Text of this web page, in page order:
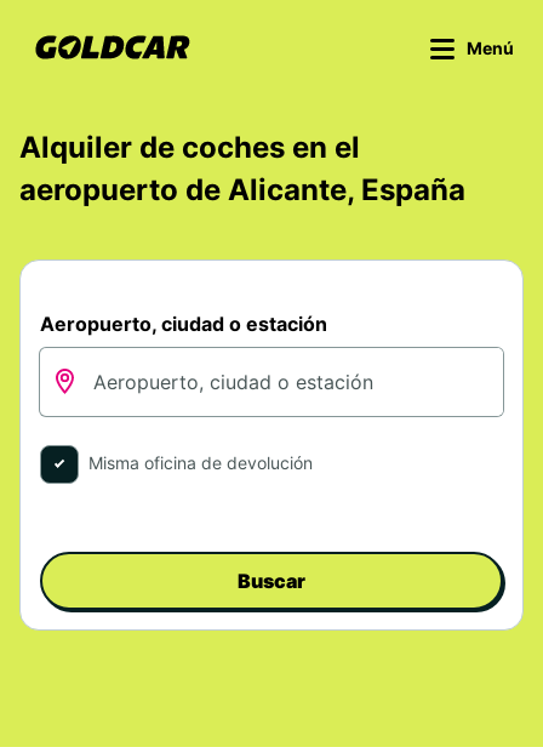
Menú
Alquiler de coches en el
aeropuerto de Alicante, España
Aeropuerto, ciudad o estación
Misma oficina de devolución
Buscar